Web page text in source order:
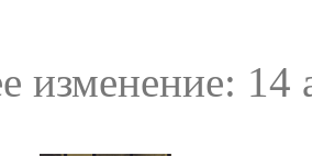
изменение: 14